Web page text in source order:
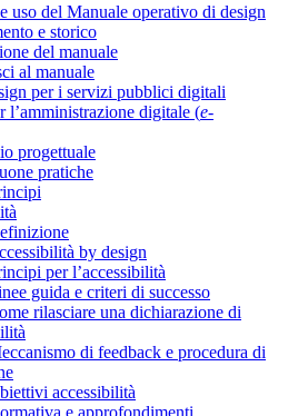
uso del Manuale operativo di design
e storico
del manuale
al manuale
per i servizi pubblici digitali
l’amministrazione digitale (e-
progettuale
pratiche
by design
per l’accessibilità
guida e criteri di successo
rilasciare una dichiarazione di
di feedback e procedura di
accessibilità
e approfondimenti